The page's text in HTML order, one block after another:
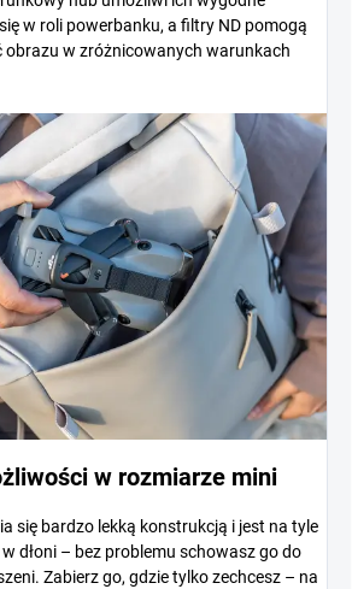
w roli powerbanku, a filtry ND pomogą
obrazu w zróżnicowanych warunkach
w rozmiarze mini
się bardzo lekką konstrukcją i jest na tyle
w dłoni – bez problemu schowasz go do
Zabierz go, gdzie tylko zechcesz – na